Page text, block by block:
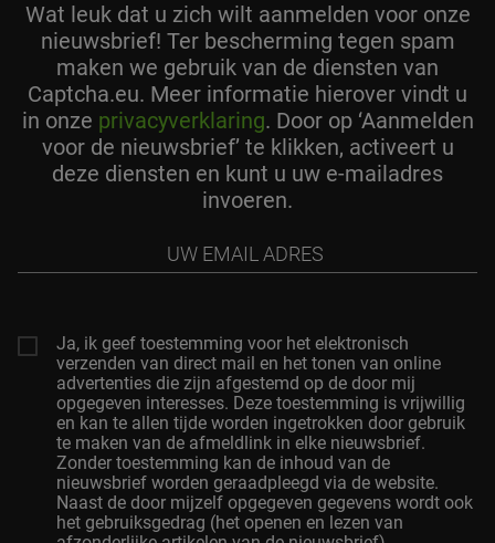
Wat leuk dat u zich wilt aanmelden voor onze
nieuwsbrief! Ter bescherming tegen spam
maken we gebruik van de diensten van
Captcha.eu. Meer informatie hierover vindt u
in onze privacyverklaring. Door op ‘Aanmelden
voor de nieuwsbrief’ te klikken, activeert u
deze diensten en kunt u uw e-mailadres
invoeren.
Adres
Ja, ik geef toestemming voor het elektronisch
verzenden van direct mail en het tonen van online
advertenties die zijn afgestemd op de door mij
opgegeven interesses. Deze toestemming is vrijwillig
en kan te allen tijde worden ingetrokken door gebruik
te maken van de afmeldlink in elke nieuwsbrief.
Zonder toestemming kan de inhoud van de
nieuwsbrief worden geraadpleegd via de website.
Naast de door mijzelf opgegeven gegevens wordt ook
het gebruiksgedrag (het openen en lezen van